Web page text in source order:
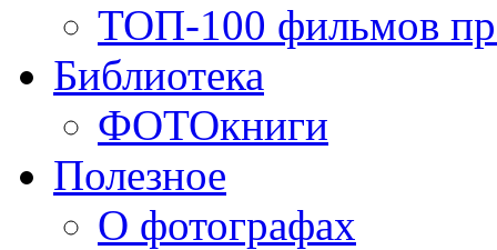
ТОП-100 фильмов
Библиотека
ФОТОкниги
Полезное
О фотографах